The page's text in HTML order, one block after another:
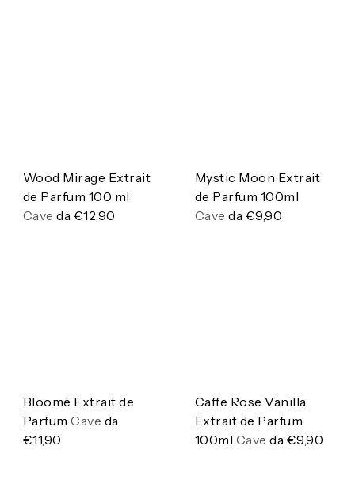
Wood Mirage Extrait
de Parfum 100 ml
Caveda €12,90
Mystic Moon Extrait
de Parfum 100ml
Caveda €9,90
Bloomé Extrait de
ParfumCave da
€11,90
Caffe Rose Vanilla
Extrait de Parfum
100ml Caveda €9,90